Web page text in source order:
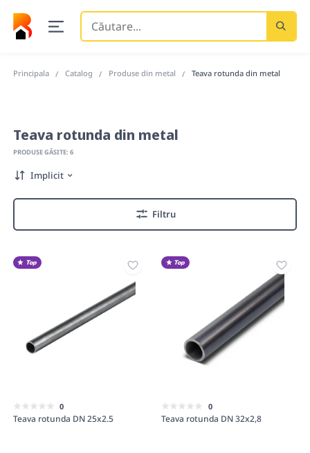
Căutare
Principala Catalog Produse din metal Teava rotunda din metal
Teava rotunda din metal
PRODUSE GĂSITE: 6
Implicit
Filtru
Top
0
Teava rotunda DN 25x2.5
Top
0
Teava rotunda DN 32x2,8